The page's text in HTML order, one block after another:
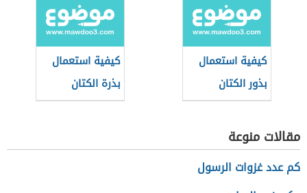
كيفية استعمال
بذور الكتان
لإنقاص الوزن
كيفية استعمال
بذرة الكتان
لإنقاص الوزن
مقالات منوعة
كم عدد غزوات الرسول